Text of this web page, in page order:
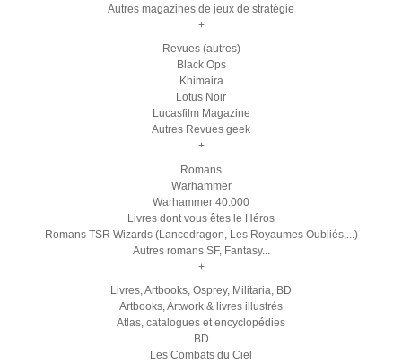
Autres magazines de jeux de stratégie
+
Revues (autres)
Black Ops
Khimaira
Lotus Noir
Lucasfilm Magazine
Autres Revues geek
+
Romans
Warhammer
Warhammer 40.000
Livres dont vous êtes le Héros
Romans TSR Wizards (Lancedragon, Les Royaumes Oubliés,...)
Autres romans SF, Fantasy...
+
Livres, Artbooks, Osprey, Militaria, BD
Artbooks, Artwork & livres illustrés
Atlas, catalogues et encyclopédies
BD
Les Combats du Ciel